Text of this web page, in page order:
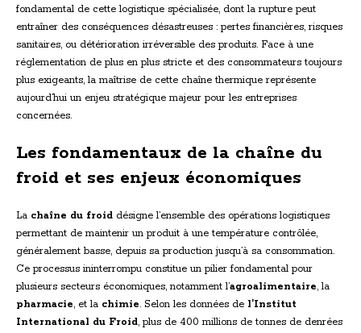
fondamental de cette logistique spécialisée, dont la rupture peut
entraîner des conséquences désastreuses : pertes financières, risques
sanitaires, ou détérioration irréversible des produits. Face à une
réglementation de plus en plus stricte et des consommateurs toujours
plus exigeants, la maîtrise de cette chaîne thermique représente
aujourd’hui un enjeu stratégique majeur pour les entreprises
concernées.
Les fondamentaux de la chaîne du
froid et ses enjeux économiques
La chaîne du froid désigne l’ensemble des opérations logistiques
permettant de maintenir un produit à une température contrôlée,
généralement basse, depuis sa production jusqu’à sa consommation.
Ce processus ininterrompu constitue un pilier fondamental pour
plusieurs secteurs économiques, notamment l’agroalimentaire, la
pharmacie, et la chimie. Selon les données de l’Institut
International du Froid, plus de 400 millions de tonnes de denrées